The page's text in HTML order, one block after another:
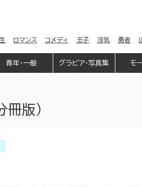
ロマンス コメディ 王子 浮気 勇者
青年・一般 グラビア・写真集 モ
版）